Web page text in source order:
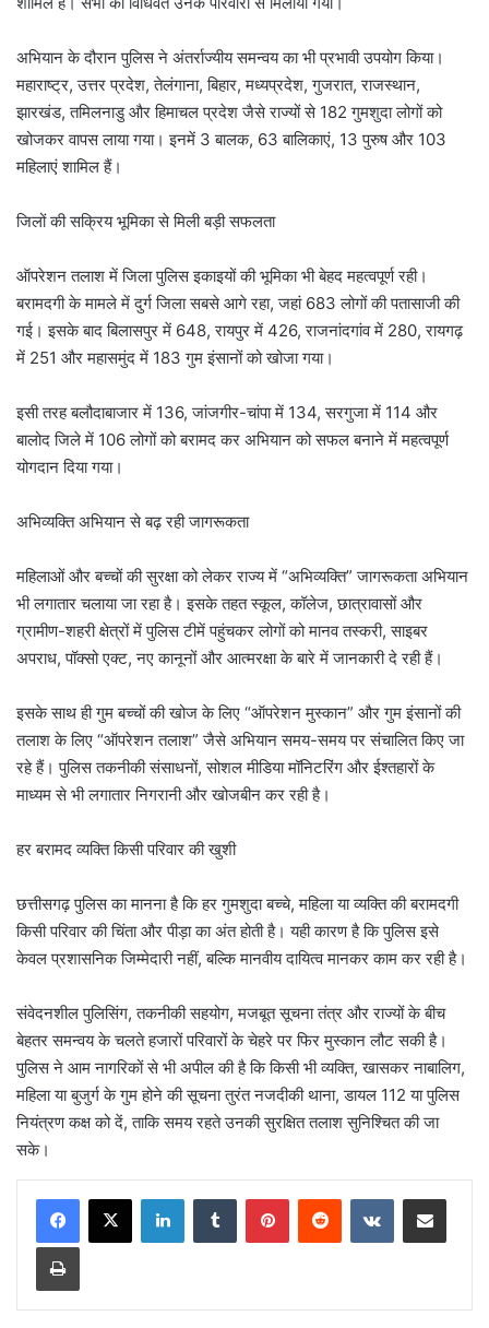
अभियान के दौरान पुलिस ने अंतर्राज्यीय समन्वय का भी प्रभावी उपयोग किया।
महाराष्ट्र, उत्तर प्रदेश, तेलंगाना, बिहार, मध्यप्रदेश, गुजरात, राजस्थान,
झारखंड, तमिलनाडु और हिमाचल प्रदेश जैसे राज्यों से 182 गुमशुदा लोगों को
खोजकर वापस लाया गया। इनमें 3 बालक, 63 बालिकाएं, 13 पुरुष और 103
महिलाएं शामिल हैं।
जिलों की सक्रिय भूमिका से मिली बड़ी सफलता
ऑपरेशन तलाश में जिला पुलिस इकाइयों की भूमिका भी बेहद महत्वपूर्ण रही।
बरामदगी के मामले में दुर्ग जिला सबसे आगे रहा, जहां 683 लोगों की पतासाजी की
गई। इसके बाद बिलासपुर में 648, रायपुर में 426, राजनांदगांव में 280, रायगढ़
में 251 और महासमुंद में 183 गुम इंसानों को खोजा गया।
इसी तरह बलौदाबाजार में 136, जांजगीर-चांपा में 134, सरगुजा में 114 और
बालोद जिले में 106 लोगों को बरामद कर अभियान को सफल बनाने में महत्वपूर्ण
योगदान दिया गया।
अभिव्यक्ति अभियान से बढ़ रही जागरूकता
महिलाओं और बच्चों की सुरक्षा को लेकर राज्य में “अभिव्यक्ति” जागरूकता अभियान
भी लगातार चलाया जा रहा है। इसके तहत स्कूल, कॉलेज, छात्रावासों और
ग्रामीण-शहरी क्षेत्रों में पुलिस टीमें पहुंचकर लोगों को मानव तस्करी, साइबर
अपराध, पॉक्सो एक्ट, नए कानूनों और आत्मरक्षा के बारे में जानकारी दे रही हैं।
इसके साथ ही गुम बच्चों की खोज के लिए “ऑपरेशन मुस्कान” और गुम इंसानों की
तलाश के लिए “ऑपरेशन तलाश” जैसे अभियान समय-समय पर संचालित किए जा
रहे हैं। पुलिस तकनीकी संसाधनों, सोशल मीडिया मॉनिटरिंग और ईश्तहारों के
माध्यम से भी लगातार निगरानी और खोजबीन कर रही है।
हर बरामद व्यक्ति किसी परिवार की खुशी
छत्तीसगढ़ पुलिस का मानना है कि हर गुमशुदा बच्चे, महिला या व्यक्ति की बरामदगी
किसी परिवार की चिंता और पीड़ा का अंत होती है। यही कारण है कि पुलिस इसे
केवल प्रशासनिक जिम्मेदारी नहीं, बल्कि मानवीय दायित्व मानकर काम कर रही है।
संवेदनशील पुलिसिंग, तकनीकी सहयोग, मजबूत सूचना तंत्र और राज्यों के बीच
बेहतर समन्वय के चलते हजारों परिवारों के चेहरे पर फिर मुस्कान लौट सकी है।
पुलिस ने आम नागरिकों से भी अपील की है कि किसी भी व्यक्ति, खासकर नाबालिग,
महिला या बुजुर्ग के गुम होने की सूचना तुरंत नजदीकी थाना, डायल 112 या पुलिस
नियंत्रण कक्ष को दें, ताकि समय रहते उनकी सुरक्षित तलाश सुनिश्चित की जा
सके।
LinkedInTumblr PinterestReddit VKontakteShare via Email
Print